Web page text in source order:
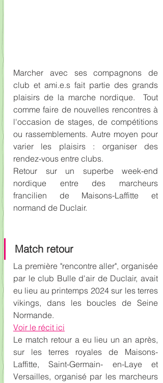
Marcher avec ses compagnons de
club et ami.e.s fait partie des grands
plaisirs de la marche nordique.  Tout
comme faire de nouvelles rencontres à
l'occasion de stages, de compétitions
ou rassemblements. Autre moyen pour
varier les plaisirs : organiser des
rendez-vous entre clubs.
Retour sur un superbe week-end
nordique entre des marcheurs
francilien de Maisons-Laffitte et
normand de Duclair.
Match retour
La première "rencontre aller", organisée
par le club Bulle d'air de Duclair, avait
eu lieu au printemps 2024 sur les terres
vikings, dans les boucles de Seine
Normande.
Voir le récit ici
Le match retour a eu lieu un an après,
sur les terres royales de Maisons-
Laffitte, Saint-Germain- en-Laye et
Versailles, organisé par les marcheurs